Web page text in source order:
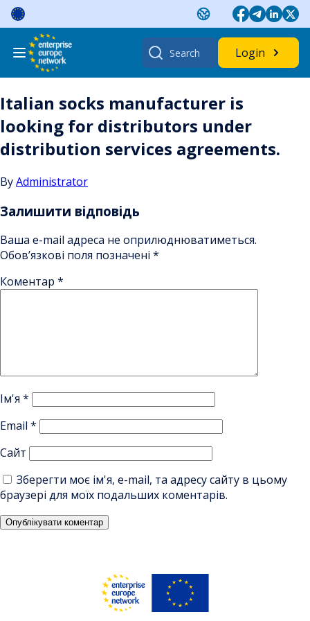
Skip
content
Search
for:
Login
Italian socks manufacturer is
looking for distributors under
distribution services agreements.
ByAdministrator
Залишити відповідь
Ваша e-mail адреса не оприлюднюватиметься.
Обов’язкові поля позначені *
Коментар *
Ім'я *
Email *
Сайт
Зберегти моє ім'я, e-mail, та адресу сайту в цьому
браузері для моїх подальших коментарів.